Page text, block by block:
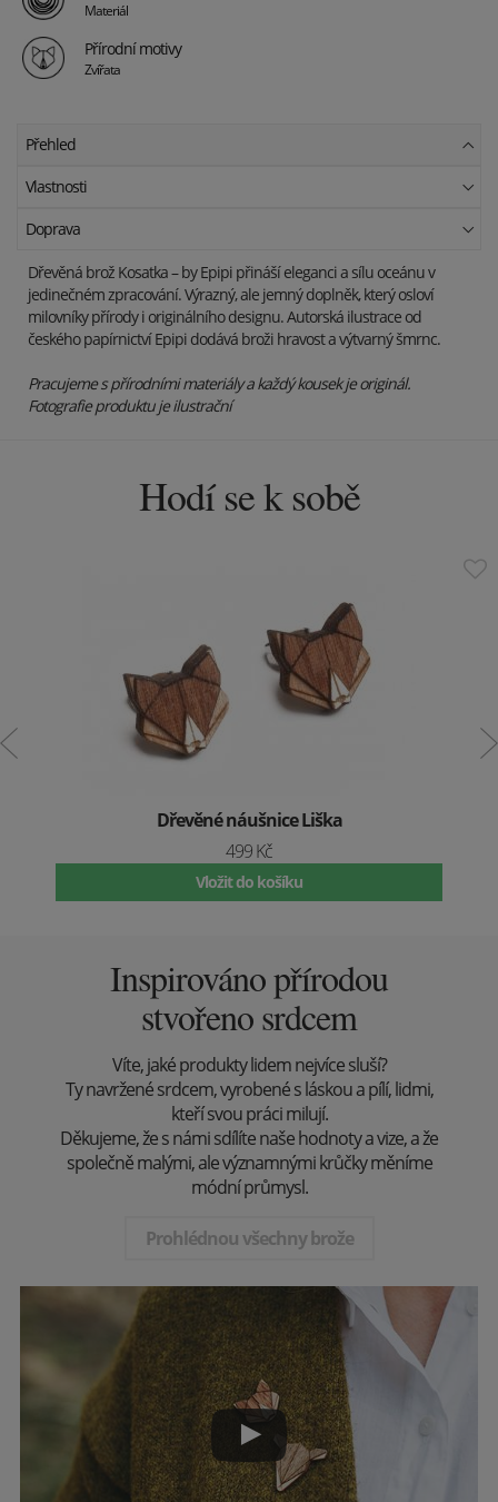
Materiál
Přírodní motivy
Zvířata
Přehled
Vlastnosti
Doprava
Dřevěná brož Kosatka – by Epipi přináší eleganci a sílu oceánu v
jedinečném zpracování. Výrazný, ale jemný doplněk, který osloví
milovníky přírody i originálního designu. Autorská ilustrace od
českého papírnictví Epipi dodává broži hravost a výtvarný šmrnc.
Pracujeme s přírodními materiály a každý kousek je originál.
Fotografie produktu je ilustrační
Hodí se k sobě
Dřevěné náušnice Liška
499 Kč
Vložit do košíku
Inspirováno přírodou
stvořeno srdcem
Víte, jaké produkty lidem nejvíce sluší?
Ty navržené srdcem, vyrobené s láskou a pílí, lidmi,
kteří svou práci milují.
Děkujeme, že s námi sdílíte naše hodnoty a vize, a že
společně malými, ale významnými krůčky měníme
módní průmysl.
Prohlédnou všechny brože